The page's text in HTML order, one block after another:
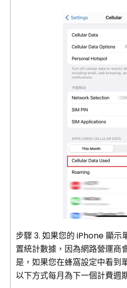
步驟 3. 如果您的 iPhone 顯示
置統計數據，因為網路營運商
是，如果您在蜂窩設定中看到
以下方式每月為下一個計費週